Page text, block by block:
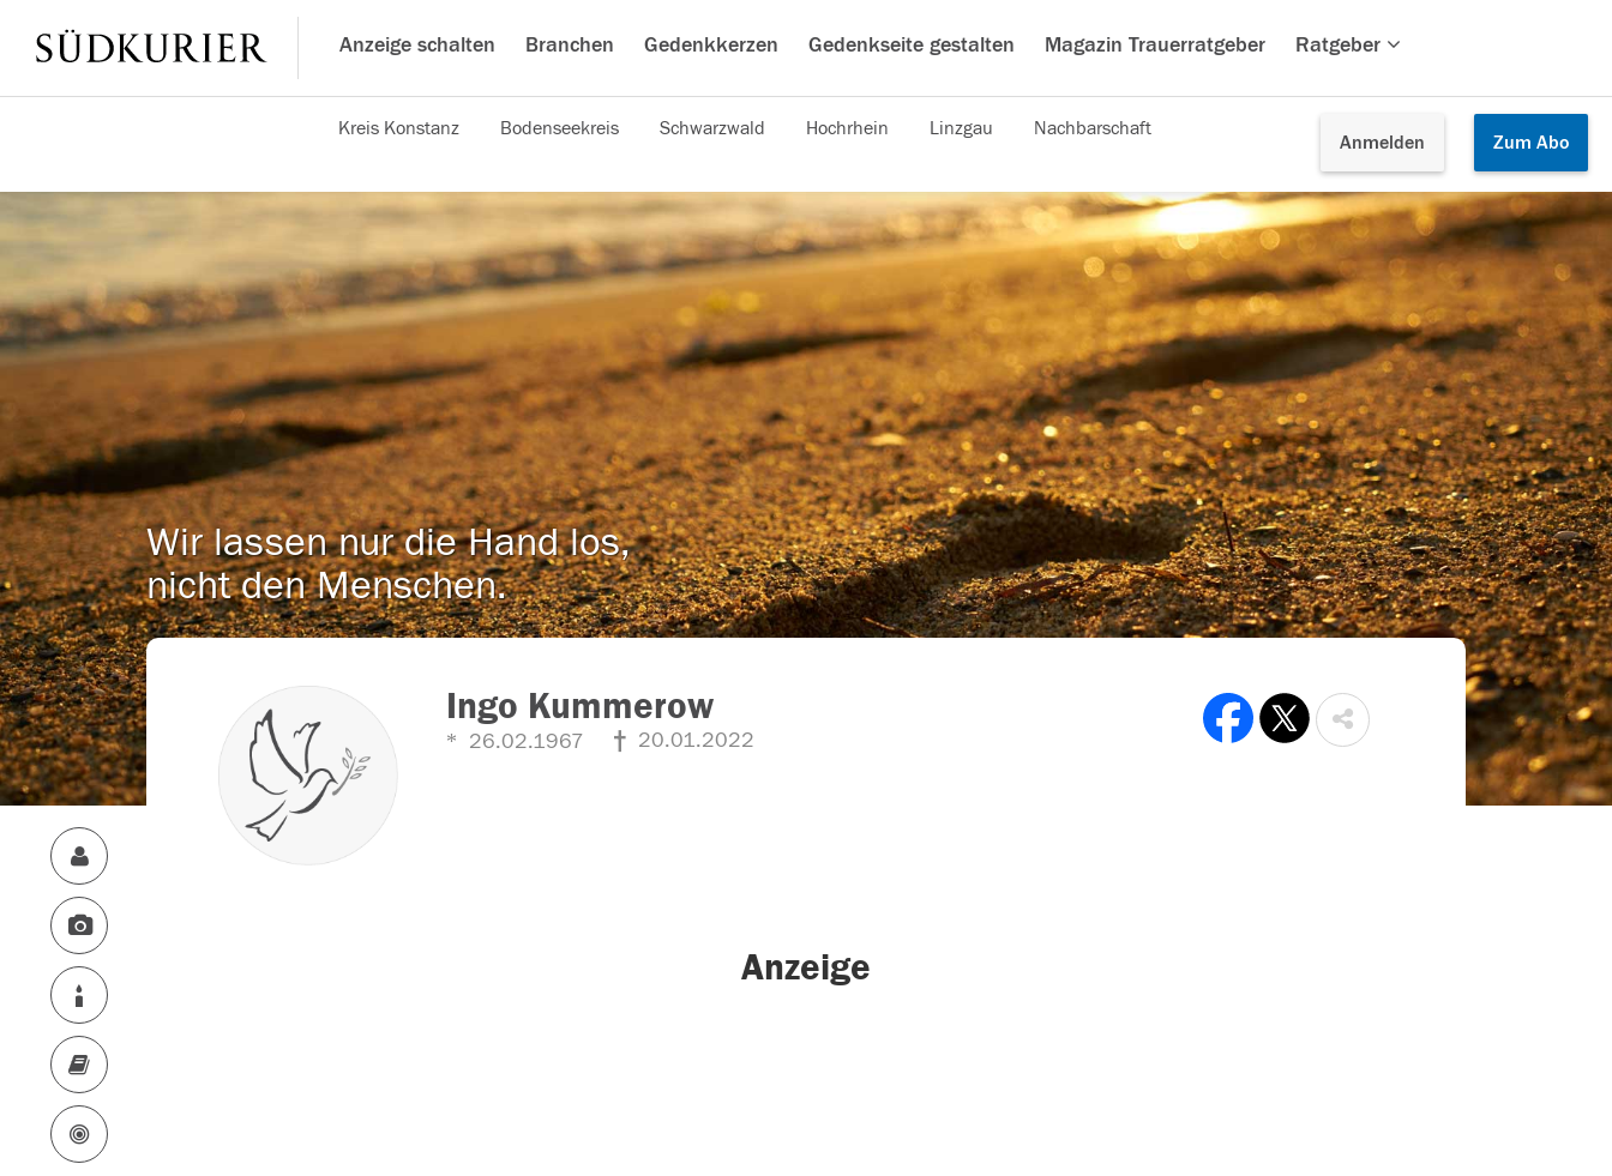
Anzeige schalten Branchen Gedenkkerzen Gedenkseite gestalten Magazin Trauerratgeber Ratgeber
Anmelden Zum Abo
Kreis Konstanz Bodenseekreis Schwarzwald Hochrhein Linzgau Nachbarschaft
Wir lassen nur die Hand los,
nicht den Menschen.
Ingo Kummerow
26.02.1967 20.01.2022
Anzeige